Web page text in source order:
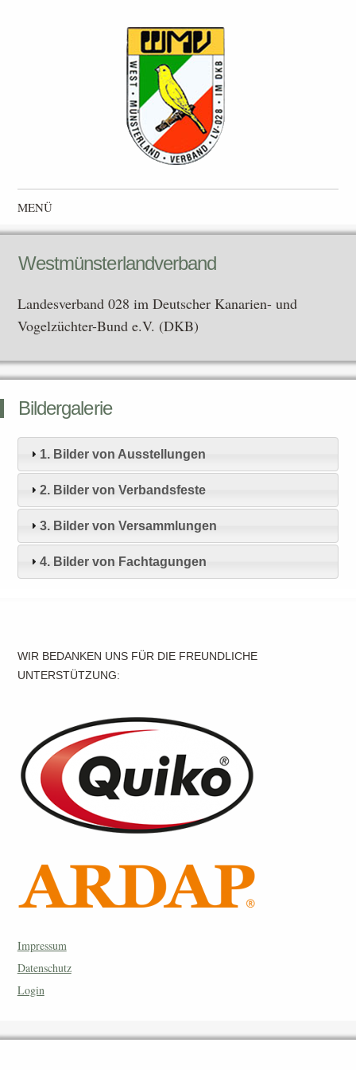
Westmünsterlandverband
Landesverband 028 im Deutscher Kanarien- und Vogelzüchter-
Bund e.V. (DKB)
MENÜ
Zum Inhalt springen
Westmünsterlandverband
Landesverband 028 im Deutscher Kanarien- und
Vogelzüchter-Bund e.V. (DKB)
Bildergalerie
1. Bilder von Ausstellungen
2. Bilder von Verbandsfeste
3. Bilder von Versammlungen
4. Bilder von Fachtagungen
WIR BEDANKEN UNS FÜR DIE FREUNDLICHE
UNTERSTÜTZUNG:
Impressum
Datenschutz
Login